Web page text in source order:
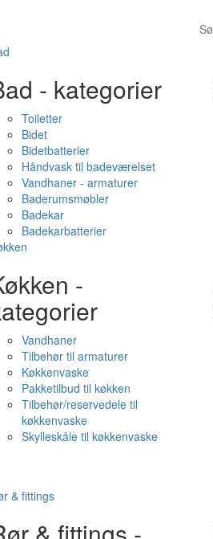
- kategorier
Toiletter
Bidet
Bidetbatterier
Håndvask til badeværelset
Vandhaner - armaturer
Baderumsmøbler
Badekar
Badekarbatterier
-
Vandhaner
Tilbehør til armaturer
Køkkenvaske
Pakketilbud til køkken
Tilbehør/reservedele til
køkkenvaske
Skylleskåle til køkkenvaske
& fittings